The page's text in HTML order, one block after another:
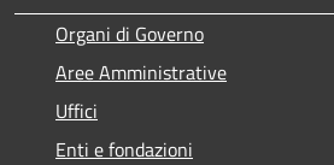
Organi di Governo
Aree Amministrative
Uffici
Enti e fondazioni